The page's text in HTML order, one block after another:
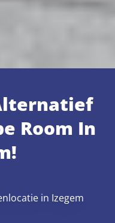
Room In
in Izegem